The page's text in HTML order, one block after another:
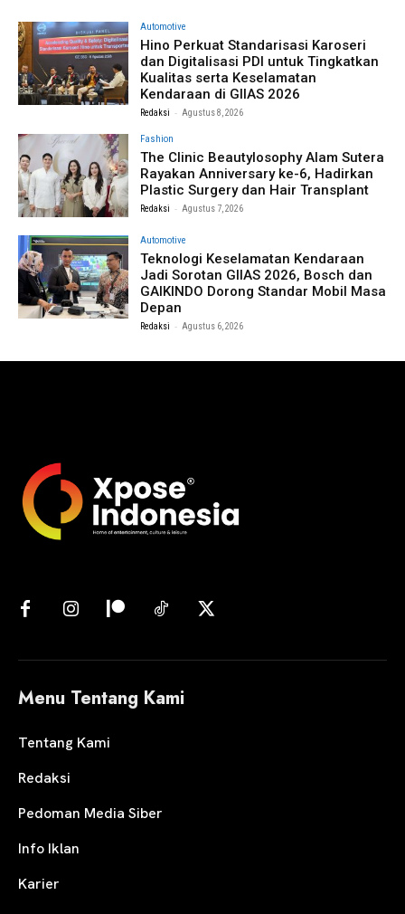
Automotive
Hino Perkuat Standarisasi Karoseri
dan Digitalisasi PDI untuk Tingkatkan
Kualitas serta Keselamatan
Kendaraan di GIIAS 2026
Redaksi - Agustus 8, 2026
Fashion
The Clinic Beautylosophy Alam Sutera
Rayakan Anniversary ke-6, Hadirkan
Plastic Surgery dan Hair Transplant
Redaksi - Agustus 7, 2026
Automotive
Teknologi Keselamatan Kendaraan
Jadi Sorotan GIIAS 2026, Bosch dan
GAIKINDO Dorong Standar Mobil Masa
Depan
Redaksi - Agustus 6, 2026
Menu Tentang Kami
Tentang Kami
Redaksi
Pedoman Media Siber
Info Iklan
Karier